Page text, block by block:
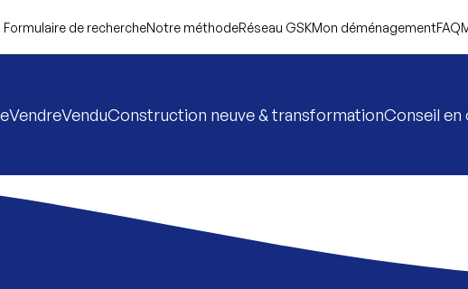
Formulaire de rechercheNotre méthodeRéseau GSKMon déménagementFAQ
VendreVenduConstruction neuve & transformationConseil